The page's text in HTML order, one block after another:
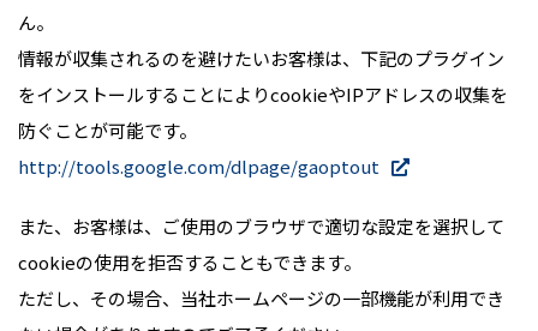
ん。
情報が収集されるのを避けたいお客様は、下記のプラグイン
をインストールすることによりcookieやIPアドレスの収集を
防ぐことが可能です。
http://tools.google.com/dlpage/gaoptout
また、お客様は、ご使用のブラウザで適切な設定を選択して
cookieの使用を拒否することもできます。
ただし、その場合、当社ホームページの一部機能が利用でき